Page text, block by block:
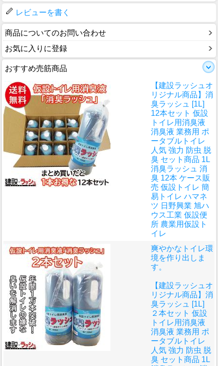
レビューを書く
商品についてのお問い合わせ
お気に入りに登録
おすすめ売筋商品
【建設ラッシュオ
リジナル商品】消
臭ラッシュ [1L]
12本セット 仮設
トイレ用消臭液
消臭液 業務用 ポ
ータブルトイレ
人気 強力 防虫 脱
臭 セット商品 1L
消臭ラッシュ 消
臭 12本 ケース販
売 仮設トイレ 簡
易トイレ ハマネ
ツ 日野興業 旭ハ
ウス工業 仮設便
所 農業用仮設ト
イレ
爽やかなトイレ環
境を作り出しま
す。
【建設ラッシュオ
リジナル商品】消
臭ラッシュ [1L]
２本セット 仮設
トイレ用消臭液
消臭液 業務用 ポ
ータブルトイレ
人気 強力 防虫 脱
臭 セット商品 1L